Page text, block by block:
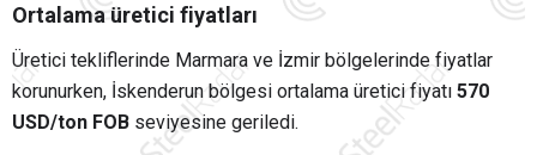
Ortalama üretici fiyatları
Üretici tekliflerinde Marmara ve İzmir bölgelerinde fiyatlar
korunurken, İskenderun bölgesi ortalama üretici fiyatı 570
USD/ton FOB seviyesine geriledi.